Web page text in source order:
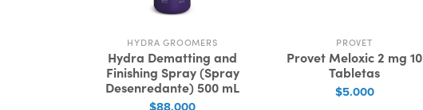
HYDRA GROOMERS
Hydra Dematting and
Finishing Spray (Spray
Desenredante) 500 mL
PROVET
Provet Meloxic 2 mg 10
Tabletas
$5.000